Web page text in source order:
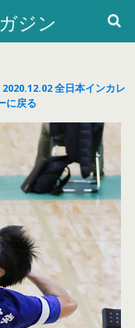
ジン
全日本インカレ
に戻る